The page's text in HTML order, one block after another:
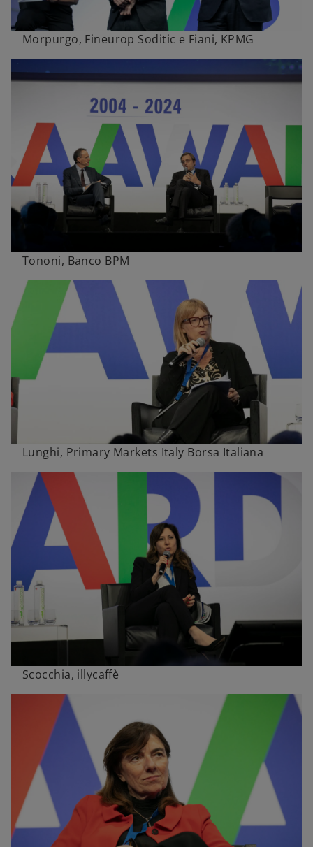
Morpurgo, Fineurop Soditic e Fiani, KPMG
Tononi, Banco BPM
Lunghi, Primary Markets Italy Borsa Italiana
Scocchia, illycaffè